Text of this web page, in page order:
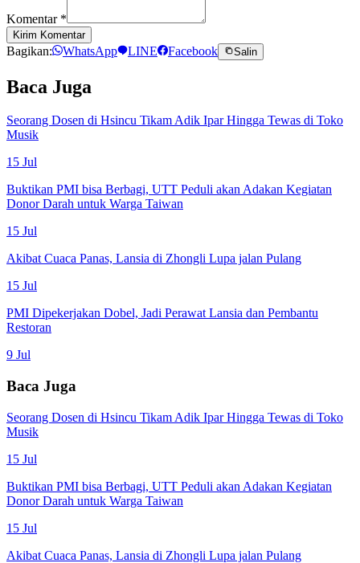
Komentar *
Kirim Komentar
Bagikan: WhatsApp LINE Facebook Salin
Baca Juga
Seorang Dosen di Hsincu Tikam Adik Ipar Hingga Tewas di Toko
Musik
15 Jul
Buktikan PMI bisa Berbagi, UTT Peduli akan Adakan Kegiatan
Donor Darah untuk Warga Taiwan
15 Jul
Akibat Cuaca Panas, Lansia di Zhongli Lupa jalan Pulang
15 Jul
PMI Dipekerjakan Dobel, Jadi Perawat Lansia dan Pembantu
Restoran
9 Jul
Baca Juga
Seorang Dosen di Hsincu Tikam Adik Ipar Hingga Tewas di Toko
Musik
15 Jul
Buktikan PMI bisa Berbagi, UTT Peduli akan Adakan Kegiatan
Donor Darah untuk Warga Taiwan
15 Jul
Akibat Cuaca Panas, Lansia di Zhongli Lupa jalan Pulang